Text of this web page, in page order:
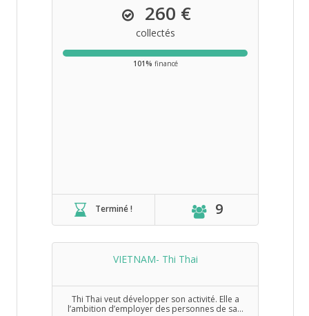
260 €
collectés
101% financé
Terminé ! 9
VIETNAM- Thi Thai
Thi Thai veut développer son activité. Elle a
l’ambition d’employer des personnes de sa...